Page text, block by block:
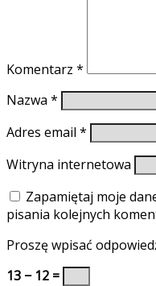
Komentarz *
Nazwa *
Adres email *
Witryna internetowa
Zapamiętaj moje
pisania kolejnych
Proszę wpisać
13 − 12 =